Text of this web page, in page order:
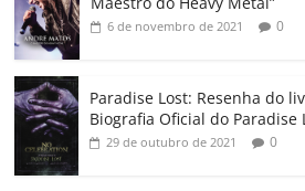
6 de novembro de 2021 0
Paradise Lost: Resenha do
Biografia Oficial do Paradise
29 de outubro de 2021 0